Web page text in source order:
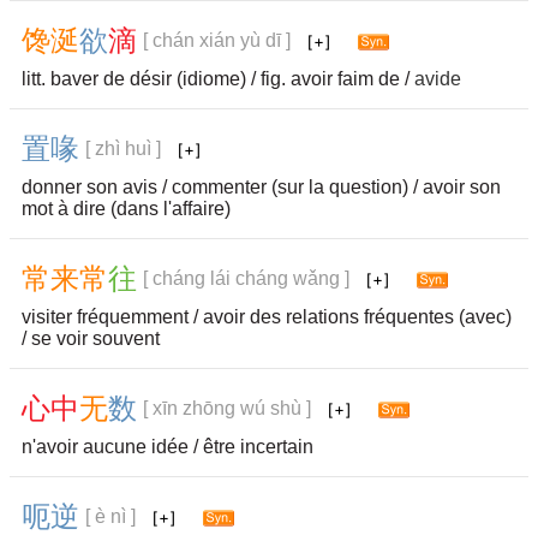
馋涎欲滴 [ chán xián yù dī ]
litt. baver de désir (idiome) / fig. avoir faim de /avide
置喙 [ zhì huì ]
donner son avis / commenter (sur la question) / avoir son
mot à dire (dans l'affaire)
常来常往 [ cháng lái cháng wǎng ]
visiter fréquemment / avoir des relations fréquentes (avec)
/ se voir souvent
心中无数 [ xīn zhōng wú shù ]
n'avoir aucune idée / être incertain
呃逆 [ è nì ]